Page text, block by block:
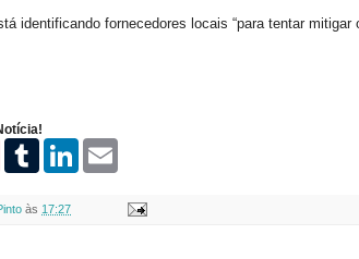
identificando fornecedores locais “para tentar
P
e
T
l
L
às 17:27